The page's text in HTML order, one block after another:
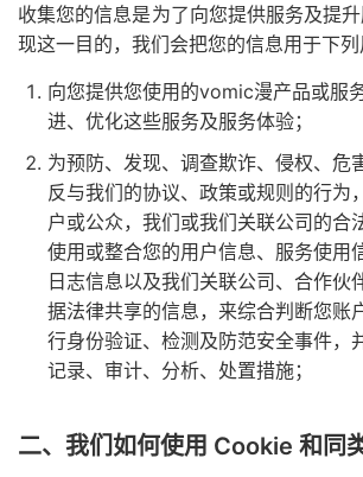
收集您的信息是为了向您提供服务及提
现这一目的，我们会把您的信息用于下列
向您提供您使用的vomic漫产品或服
进、优化这些服务及服务体验；
为预防、发现、调查欺诈、侵权、危
反与我们的协议、政策或规则的行为
户或公众，我们或我们关联公司的合
使用或整合您的用户信息、服务使用
日志信息以及我们关联公司、合作伙
据法律共享的信息，来综合判断您账
行身份验证、检测及防范安全事件，
记录、审计、分析、处置措施；
二、我们如何使用 Cookie 和同